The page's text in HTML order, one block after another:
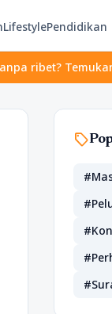
LifestylePendidikan
kelas
sell